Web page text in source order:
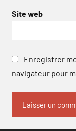
Site web
Enregistrer
navigateur pour